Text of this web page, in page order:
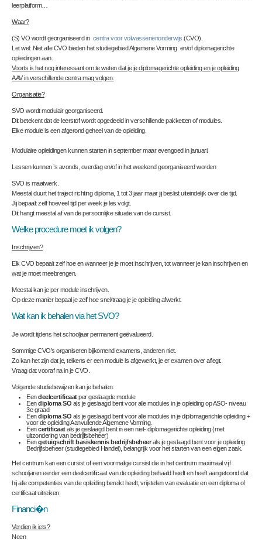
leerplatform…
Waar?
(S) VO wordt georganiseerd in centra voor volwassenenonderwijs (CVO).
Let wel: Niet alle CVO bieden het studiegebied Algemene Vorming en/of diplomagerichte
opleidingen aan.
Voorts is het nog interessant om te weten dat je je diplomagerichte opleiding en je opleiding
AAV in verschillende centra mag volgen.
Organisatie?
SVO wordt modulair georganiseerd.
Dit betekent dat de leerstof wordt opgedeeld in verschillende pakketten of modules.
Elke module is een afgerond geheel van de opleiding.
Modulaire opleidingen kunnen starten in september maar evengoed in januari.
Lessen kunnen ’s avonds, overdag en/of in het weekend georganiseerd worden
SVO is maatwerk.
Meestal duurt het traject richting diploma, 1 tot 3 jaar maar jij beslist uiteindelijk over die tijd.
Jij bepaalt zelf hoeveel tijd per week je les volgt.
Dit hangt meestal af van de persoonlijke situatie van de cursist.
Welke procedure moet ik volgen?
Inschrijven?
Elk CVO bepaalt zelf hoe en wanneer je je moet inschrijven, tot wanneer je kan inschrijven en
wat je moet meebrengen.
Meestal kan je per module inschrijven.
Op deze manier bepaal je zelf hoe snel/traag je je opleiding afwerkt.
Wat kan ik behalen via het SVO?
Je wordt tijdens het schooljaar permanent geëvalueerd.
Sommige CVO’s organiseren bijkomend examens, anderen niet.
Zo kan het zijn dat je, telkens er een module is afgewerkt, je er examen over aflegt.
Vraag dat vooraf na in je CVO.
Volgende studiebewijzen kan je behalen:
Eendeelcertificaatper geslaagde module
Eendiploma SO als je geslaagd bent voor alle modules in je opleiding op ASO- niveau
3egraad
Eendiploma SO als je geslaagd bent voor alle modules in je diplomagerichte opleiding +
voor de opleiding Aanvullende Algemene Vorming.
Eencertificaatals je geslaagd bent in een niet- diplomagerichte opleiding (met
uitzondering van bedrijfsbeheer)
Eengetuigschrift basiskennis bedrijfsbeheerals je geslaagd bent voor je opleiding
Bedrijfsbeheer (studiegebied Handel), belangrijk voor het starten van een eigen zaak.
Het centrum kan een cursist of een voormalige cursist die in het centrum maximaal vijf
schooljaren eerder een deelcertificaat van de opleiding behaald heeft en heeft aangetoond dat
hij alle competenties van de opleiding bereikt heeft, vrijstellen van evaluatie en een diploma of
certificaat uitreiken.
Financi�n
Verdien ik iets?
Neen